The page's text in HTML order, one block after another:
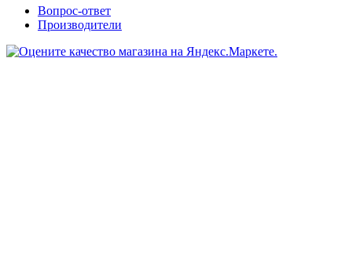
Вопрос-ответ
Производители